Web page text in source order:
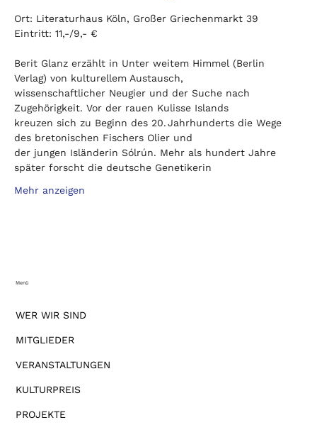
Ort: Literaturhaus Köln, Großer Griechenmarkt 39
Eintritt: 11,-/9,- €
Berit Glanz erzählt in Unter weitem Himmel (Berlin
Verlag) von kulturellem Austausch,
wissenschaftlicher Neugier und der Suche nach
Zugehörigkeit. Vor der rauen Kulisse Islands
kreuzen sich zu Beginn des 20. Jahrhunderts die Wege
des bretonischen Fischers Olier und
der jungen Isländerin Sólrún. Mehr als hundert Jahre
später forscht die deutsche Genetikerin
Mehr anzeigen
WER WIR SIND
MITGLIEDER
VERANSTALTUNGEN
KULTURPREIS
PROJEKTE
Menü